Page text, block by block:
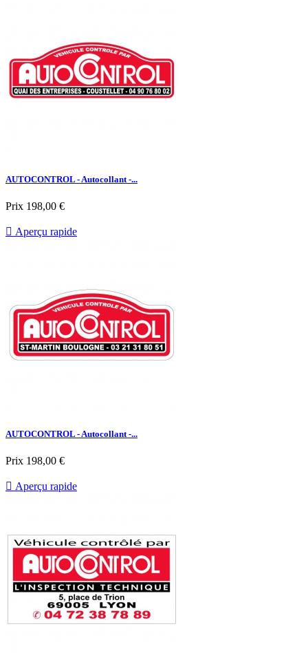
AUTOCONTROL - Autocollant -...
Prix 198,00 €
 Aperçu rapide
AUTOCONTROL - Autocollant -...
Prix 198,00 €
 Aperçu rapide